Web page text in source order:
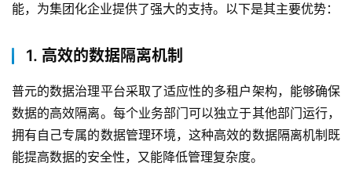
能，为集团化企业提供了强大的支持。以下是其主要优势：
1. 高效的数据隔离机制
普元的数据治理平台采取了适应性的多租户架构，能够确保
数据的高效隔离。每个业务部门可以独立于其他部门运行，
拥有自己专属的数据管理环境，这种高效的数据隔离机制既
能提高数据的安全性，又能降低管理复杂度。